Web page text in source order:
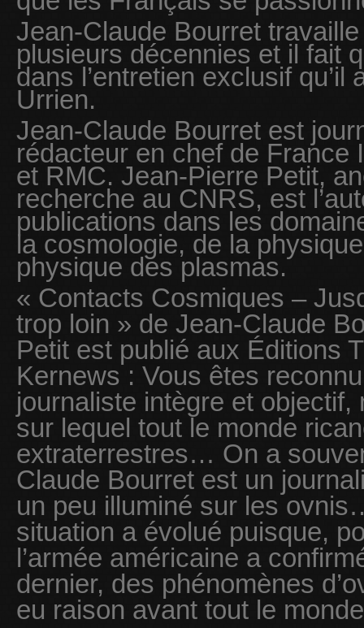
Jean-Claude Bourret
plusieurs décennies et il fait
dans l’entretien exclusif qu’il
Urrien.
Jean-Claude Bourret est
rédacteur en chef de France
et RMC. Jean-Pierre Petit,
recherche au CNRS, est
publications dans les
la cosmologie, de la
physique des plasmas.
« Contacts Cosmiques –
trop loin » de Jean-Claude
Petit est publié aux Éditions
Kernews : Vous êtes
journaliste intègre et
sur lequel tout le monde
extraterrestres… On a
Claude Bourret est un
un peu illuminé sur les
situation a évolué puisque,
l’armée américaine a
dernier, des phénomènes
eu raison avant tout le